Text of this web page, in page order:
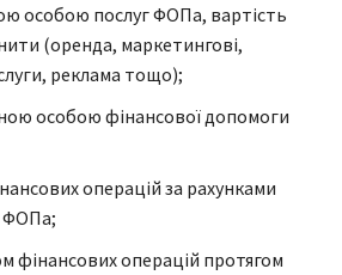
особою послуг ФОПа, вартість
(оренда, маркетингові,
реклама тощо);
особою фінансової допомоги
операцій за рахунками
ФОПа;
фінансових операцій протягом